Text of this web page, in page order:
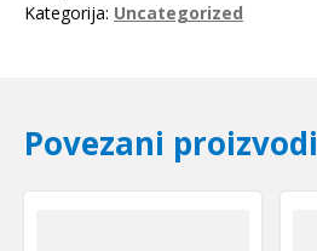
Kategorija: Uncategorized
Povezani proizvodi